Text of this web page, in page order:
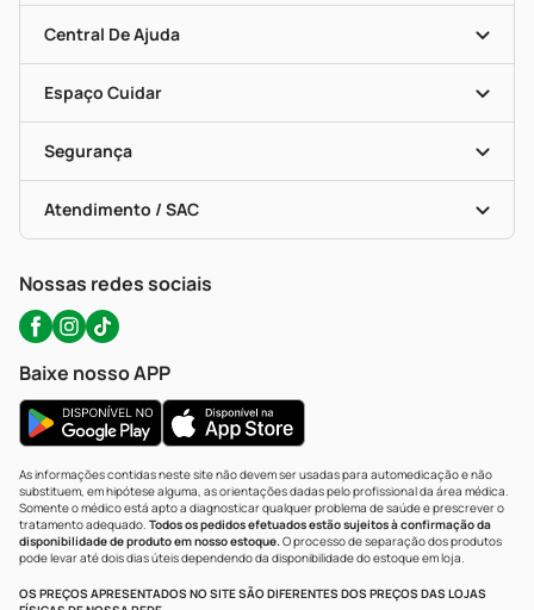
Mapa De Categorias
Blog Da PP
Seja Uma Loja Parceira
Convênios
Programa Popular Do Brasil
Encarte De Ofertas
Dermaclub
Descontos De Laboratório (PBM)
Cupons E Ofertas
Central De Ajuda
Recompra Programada
Compras Com Receita
Alomed (tele-Entrega)
Formas De Pagamento
Troca E Devolução
Bulas De A A Z
Políticas De Marketplace
Espaço Cuidar
Serviços Farmacêuticos
Testes Rápidos
Autoteste Covid-19
Segurança
Portal Da Privacidade
Atendimento / SAC
Nossas redes sociais
Baixe nosso APP
As informações contidas neste site não devem ser usadas para automedicação e não
substituem, em hipótese alguma, as orientações dadas pelo profissional da área médica.
Somente o médico está apto a diagnosticar qualquer problema de saúde e prescrever o
tratamento adequado. Todos os pedidos efetuados estão sujeitos à confirmação da
disponibilidade de produto em nosso estoque.O processo de separação dos produtos
pode levar até dois dias úteis dependendo da disponibilidade do estoque em loja.
OS PREÇOS APRESENTADOS NO SITE SÃO DIFERENTES DOS PREÇOS DAS LOJAS